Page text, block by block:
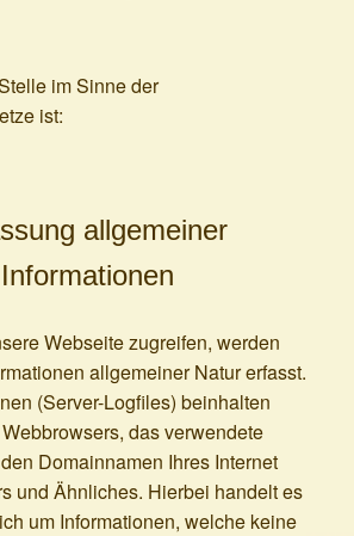
im Sinne der
ist:
allgemeiner
Informationen
Webseite zugreifen, werden
allgemeiner Natur erfasst.
(Server-Logfiles) beinhalten
das verwendete
Domainnamen Ihres Internet
und Ähnliches. Hierbei handelt es
um Informationen, welche keine